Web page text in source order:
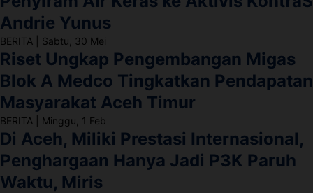
Andrie Yunus
BERITA Sabtu, 30 Mei
Riset Ungkap Pengembangan Migas
Blok A Medco Tingkatkan Pendapatan
Masyarakat Aceh Timur
BERITA Minggu, 1 Feb
Di Aceh, Miliki Prestasi Internasional,
Penghargaan Hanya Jadi P3K Paruh
Waktu, Miris